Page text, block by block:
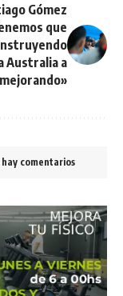
Gómez
que
Australia a
hay comentarios